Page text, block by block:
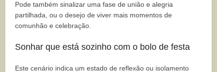
Pode também sinalizar uma fase de união e alegria
partilhada, ou o desejo de viver mais momentos de
comunhão e celebração.
Sonhar que está sozinho com o bolo de festa
Este cenário indica um estado de reflexão ou isolamento